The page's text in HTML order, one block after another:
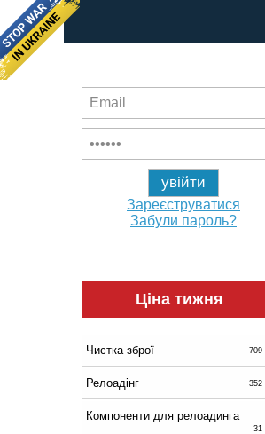
Зареєструватися
Забули пароль?
Ціна тижня
Чистка зброї 709
Релоадінг 352
Компоненти для релоадинга
31